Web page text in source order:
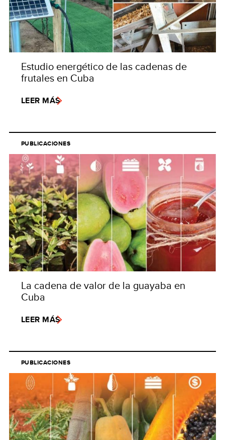
Estudio energético de las cadenas de
frutales en Cuba
LEER MÁS
PUBLICACIONES
La cadena de valor de la guayaba en
Cuba
LEER MÁS
PUBLICACIONES